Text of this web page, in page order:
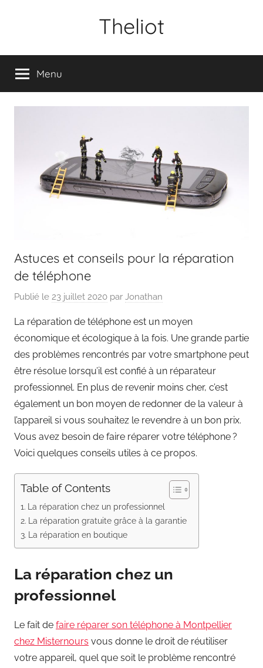
Theliot
Menu
Astuces et conseils pour la réparation
de téléphone
Publié le 23 juillet 2020 par Jonathan
La réparation de téléphone est un moyen
économique et écologique à la fois. Une grande partie
des problèmes rencontrés par votre smartphone peut
être résolue lorsqu’il est confié à un réparateur
professionnel. En plus de revenir moins cher, c’est
également un bon moyen de redonner de la valeur à
l’appareil si vous souhaitez le revendre à un bon prix.
Vous avez besoin de faire réparer votre téléphone ?
Voici quelques conseils utiles à ce propos.
Table of Contents
La réparation chez un professionnel
La réparation gratuite grâce à la garantie
La réparation en boutique
La réparation chez un
professionnel
Le fait de faire réparer son téléphone à Montpellier
chez Misternours vous donne le droit de réutiliser
votre appareil, quel que soit le problème rencontré